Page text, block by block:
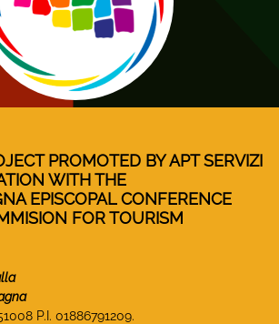
PROMOTED BY APT SERVIZI
WITH THE
EPISCOPAL CONFERENCE
FOR TOURISM
P.I. 01886791209.